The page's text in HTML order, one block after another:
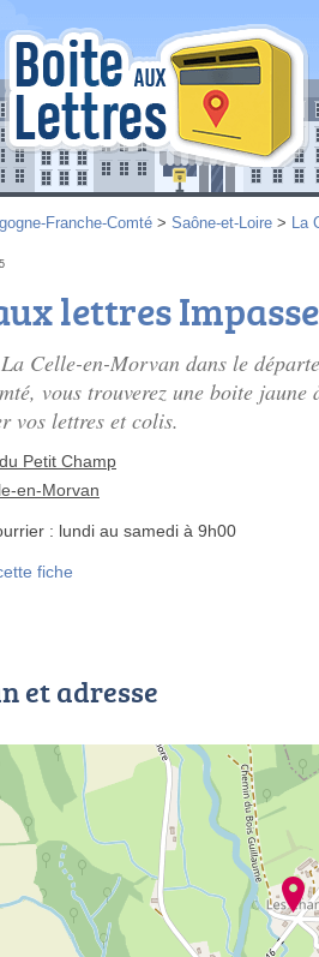
Franche-Comté > Saône-et-Loire > La
lettres
Celle-en-Morvan dans le
vous trouverez une boite
vos lettres et colis.
Petit Champ
en-Morvan
: lundi au samedi à 9h00
fiche
et adresse